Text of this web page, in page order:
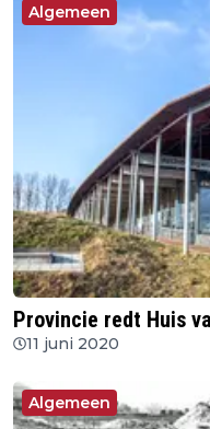
Algemeen
Provincie redt Huis
11 juni 2020
Algemeen